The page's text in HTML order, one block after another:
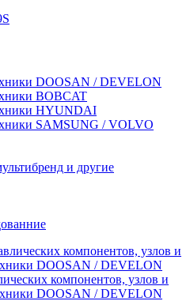
DOOSAN / DEVELON
BOBCAT
HYUNDAI
SAMSUNG / VOLVO
и другие
компонентов, узлов и
DOOSAN / DEVELON